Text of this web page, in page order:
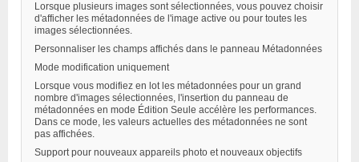
Lorsque plusieurs images sont sélectionnées, vous pouvez choisir
d'afficher les métadonnées de l'image active ou pour toutes les
images sélectionnées.
Personnaliser les champs affichés dans le panneau Métadonnées
Mode modification uniquement
Lorsque vous modifiez en lot les métadonnées pour un grand
nombre d'images sélectionnées, l'insertion du panneau de
métadonnées en mode Édition Seule accélère les performances.
Dans ce mode, les valeurs actuelles des métadonnées ne sont
pas affichées.
Support pour nouveaux appareils photo et nouveaux objectifs